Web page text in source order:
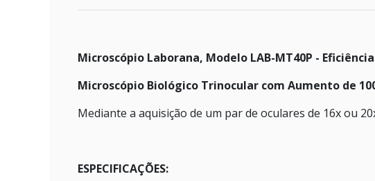
Microscópio Laborana, Modelo LAB-MT40P -
Microscópio Biológico Trinocular com Aumento de
Mediante a aquisição de um par de oculares de 16x ou
ESPECIFICAÇÕES: